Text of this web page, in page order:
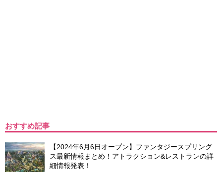
おすすめ記事
【2024年6月6日オープン】ファンタジースプリング
ス最新情報まとめ！アトラクション&レストランの詳
細情報発表！